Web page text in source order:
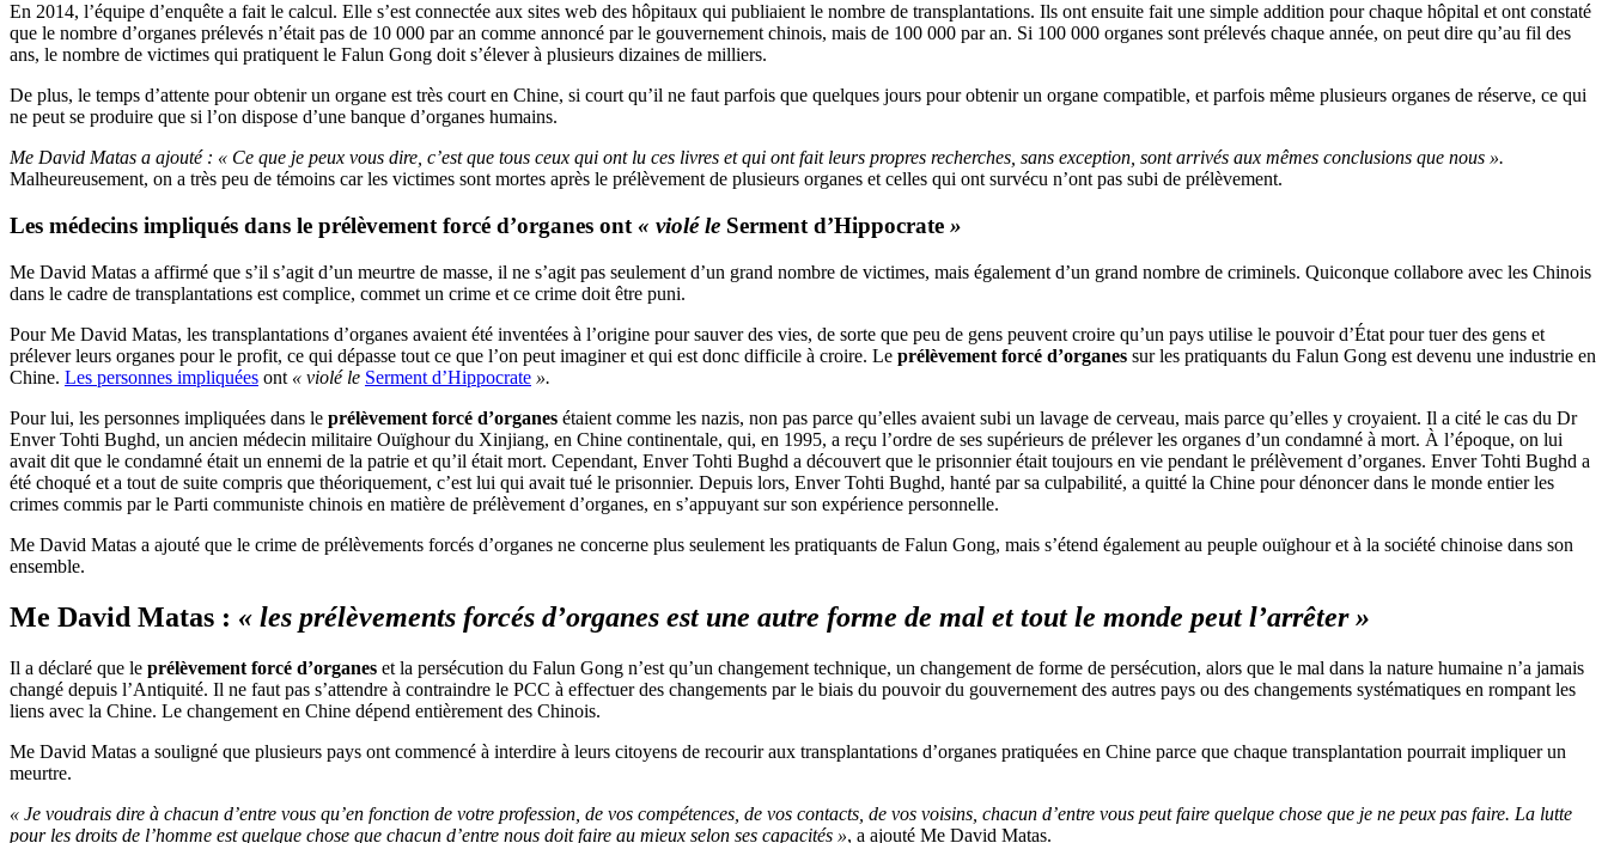
En 2014, l’équipe d’enquête a fait le calcul. Elle s’est connectée aux sites web des hôpitaux qui publiaient le nombre de transplantations. Ils ont ensuite fait une simple addition pour chaque hôpital et ont constaté
que le nombre d’organes prélevés n’était pas de 10 000 par an comme annoncé par le gouvernement chinois, mais de 100 000 par an. Si 100 000 organes sont prélevés chaque année, on peut dire qu’au fil des
ans, le nombre de victimes qui pratiquent le Falun Gong doit s’élever à plusieurs dizaines de milliers.
De plus, le temps d’attente pour obtenir un organe est très court en Chine, si court qu’il ne faut parfois que quelques jours pour obtenir un organe compatible, et parfois même plusieurs organes de réserve, ce qui
ne peut se produire que si l’on dispose d’une banque d’organes humains.
Me David Matas a ajouté : « Ce que je peux vous dire, c’est que tous ceux qui ont lu ces livres et qui ont fait leurs propres recherches, sans exception, sont arrivés aux mêmes conclusions que nous ».
Malheureusement, on a très peu de témoins car les victimes sont mortes après le prélèvement de plusieurs organes et celles qui ont survécu n’ont pas subi de prélèvement.
Les médecins impliqués dans le prélèvement forcé d’organes ont « violé le Serment d’Hippocrate »
Me David Matas a affirmé que s’il s’agit d’un meurtre de masse, il ne s’agit pas seulement d’un grand nombre de victimes, mais également d’un grand nombre de criminels. Quiconque collabore avec les Chinois
dans le cadre de transplantations est complice, commet un crime et ce crime doit être puni.
Pour Me David Matas, les transplantations d’organes avaient été inventées à l’origine pour sauver des vies, de sorte que peu de gens peuvent croire qu’un pays utilise le pouvoir d’État pour tuer des gens et
prélever leurs organes pour le profit, ce qui dépasse tout ce que l’on peut imaginer et qui est donc difficile à croire. Le prélèvement forcé d’organes sur les pratiquants du Falun Gong est devenu une industrie en
Chine. Les personnes impliquées ont « violé le Serment d’Hippocrate ».
Pour lui, les personnes impliquées dans le prélèvement forcé d’organes étaient comme les nazis, non pas parce qu’elles avaient subi un lavage de cerveau, mais parce qu’elles y croyaient. Il a cité le cas du Dr
Enver Tohti Bughd, un ancien médecin militaire Ouïghour du Xinjiang, en Chine continentale, qui, en 1995, a reçu l’ordre de ses supérieurs de prélever les organes d’un condamné à mort. À l’époque, on lui
avait dit que le condamné était un ennemi de la patrie et qu’il était mort. Cependant, Enver Tohti Bughd a découvert que le prisonnier était toujours en vie pendant le prélèvement d’organes. Enver Tohti Bughd a
été choqué et a tout de suite compris que théoriquement, c’est lui qui avait tué le prisonnier. Depuis lors, Enver Tohti Bughd, hanté par sa culpabilité, a quitté la Chine pour dénoncer dans le monde entier les
crimes commis par le Parti communiste chinois en matière de prélèvement d’organes, en s’appuyant sur son expérience personnelle.
Me David Matas a ajouté que le crime de prélèvements forcés d’organes ne concerne plus seulement les pratiquants de Falun Gong, mais s’étend également au peuple ouïghour et à la société chinoise dans son
ensemble.
Me David Matas : « les prélèvements forcés d’organes est une autre forme de mal et tout le monde peut l’arrêter »
Il a déclaré que le prélèvement forcé d’organes et la persécution du Falun Gong n’est qu’un changement technique, un changement de forme de persécution, alors que le mal dans la nature humaine n’a jamais
changé depuis l’Antiquité. Il ne faut pas s’attendre à contraindre le PCC à effectuer des changements par le biais du pouvoir du gouvernement des autres pays ou des changements systématiques en rompant les
liens avec la Chine. Le changement en Chine dépend entièrement des Chinois.
Me David Matas a souligné que plusieurs pays ont commencé à interdire à leurs citoyens de recourir aux transplantations d’organes pratiquées en Chine parce que chaque transplantation pourrait impliquer un
meurtre.
« Je voudrais dire à chacun d’entre vous qu’en fonction de votre profession, de vos compétences, de vos contacts, de vos voisins, chacun d’entre vous peut faire quelque chose que je ne peux pas faire. La lutte
pour les droits de l’homme est quelque chose que chacun d’entre nous doit faire au mieux selon ses capacités », a ajouté Me David Matas.